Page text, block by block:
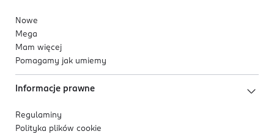
Nowe
Mega
Mam więcej
Pomagamy jak umiemy
Informacje prawne
Regulaminy
Polityka plików cookie